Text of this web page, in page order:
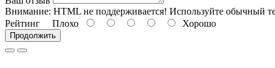
Внимание: HTML не поддерживается! Используйте обычный
Рейтинг Плохо Хорошо
Продолжить